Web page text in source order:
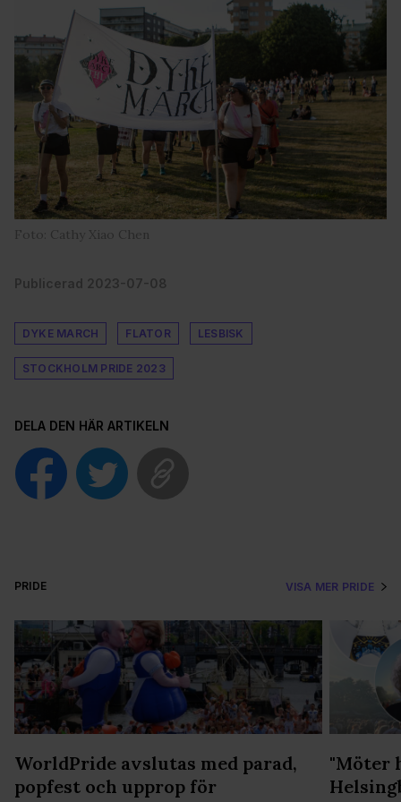
Foto: Cathy Xiao Chen
Publicerad 2023-07-08
DYKE MARCH FLATOR LESBISK
STOCKHOLM PRIDE 2023
DELA DEN HÄR ARTIKELN
PRIDE VISA MER PRIDE
WorldPride avslutas med parad,
popfest och upprop för
"Möter